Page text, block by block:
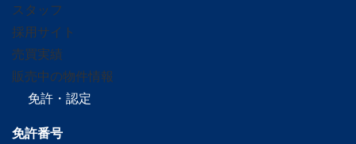
スタッフ
採用サイト
売買実績
販売中の物件情報
免許・認定
免許番号